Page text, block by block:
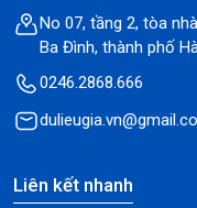
No 07, tầng 2, tòa
Ba Đình, thành phố
0246.2868.666
Liên kết nhanh